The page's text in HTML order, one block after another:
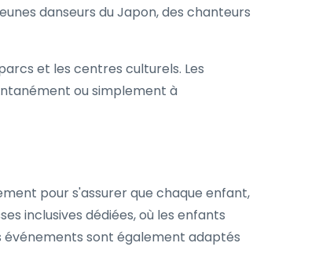
danseurs du Japon, des chanteurs
et les centres culturels. Les
ou simplement à
pour s'assurer que chaque enfant,
inclusives dédiées, où les enfants
événements sont également adaptés